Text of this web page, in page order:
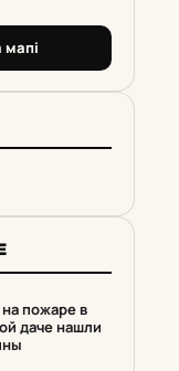
мапі
пожаре в
даче нашли